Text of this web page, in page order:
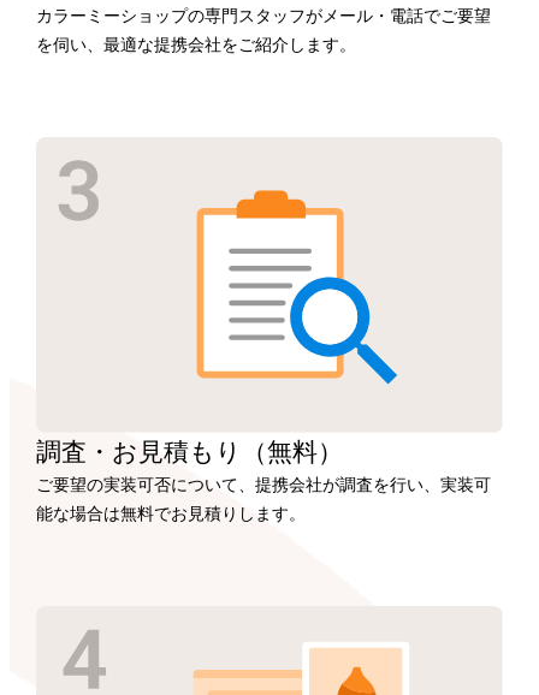
カラーミーショップの専門スタッフがメール・電話でご要望
を伺い、最適な提携会社をご紹介します。
調査・お見積もり （無料）
ご要望の実装可否について、提携会社が調査を行い、実装可
能な場合は無料でお見積りします。